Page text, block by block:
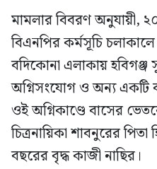
মামলার বিবরণ অনুযায়ী,
বিএনপির কর্মসূচি
বদিকোনা এলাকায় হবিগঞ্জ
অগ্নিসংযোগ ও অন্য একটি
ওই অগ্নিকাণ্ডে বাসের
চিত্রনায়িকা শাবনুরের
বছরের বৃদ্ধ কাজী নাছির।